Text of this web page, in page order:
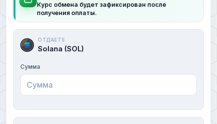
Курс обмена будет зафиксирован после
получения оплаты.
ОТДАЕТЕ
Solana (SOL)
Сумма